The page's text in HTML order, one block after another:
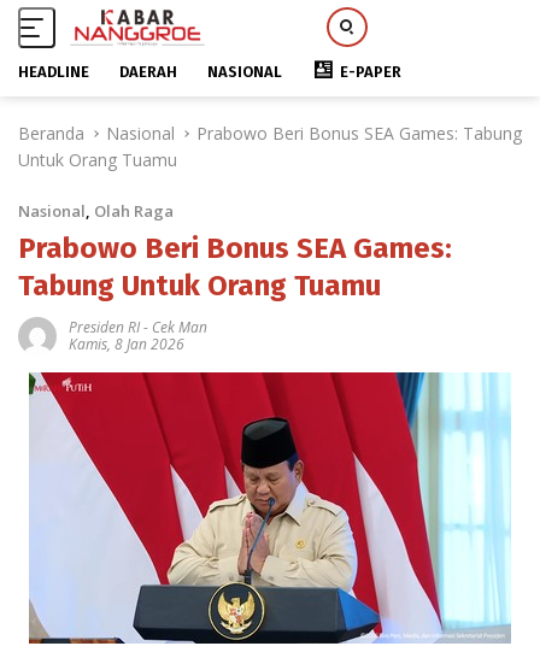
HEADLINE DAERAH NASIONAL E-PAPER
Beranda Nasional
Prabowo Beri Bonus SEA Games: Tabung
Untuk Orang Tuamu
Nasional, Olah Raga
Prabowo Beri Bonus SEA Games:
Tabung Untuk Orang Tuamu
Presiden RI- Cek Man
Kamis, 8 Jan 2026